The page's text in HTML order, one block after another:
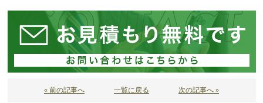
« 前の記事へ 一覧に戻る 次の記事へ »